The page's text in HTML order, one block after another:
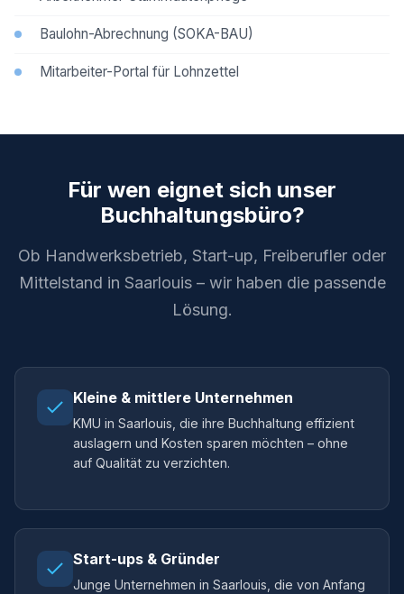
Baulohn-Abrechnung (SOKA-BAU)
Mitarbeiter-Portal für Lohnzettel
Für wen eignet sich unser
Buchhaltungsbüro?
Ob Handwerksbetrieb, Start-up, Freiberufler oder
Mittelstand in Saarlouis – wir haben die passende
Lösung.
Kleine & mittlere Unternehmen
KMU in Saarlouis, die ihre Buchhaltung effizient
auslagern und Kosten sparen möchten – ohne
auf Qualität zu verzichten.
Start-ups & Gründer
Junge Unternehmen in Saarlouis, die von Anfang